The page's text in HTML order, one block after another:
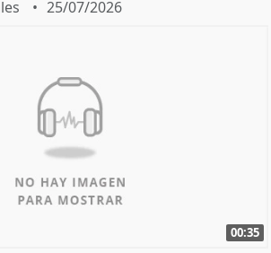
25/07/2026
00:35